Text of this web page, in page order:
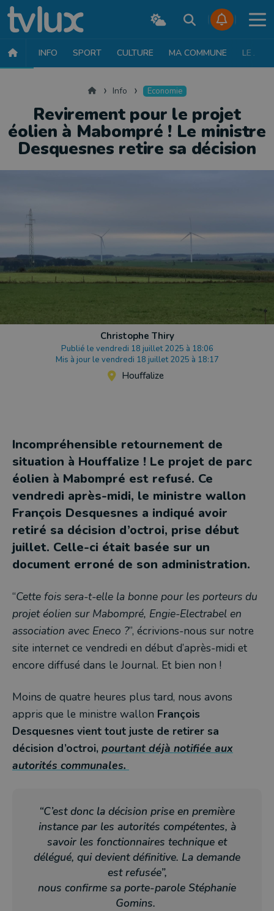
INFO SPORT CULTURE MA COMMUNE LE JT
AccueilInfo Economie
Revirement pour le projet
éolien à Mabompré ! Le ministre
Desquesnes retire sa décision
Christophe Thiry
Publié le vendredi 18 juillet 2025 à 18:06
Mis à jour le vendredi 18 juillet 2025 à 18:17
Houffalize
Incompréhensible retournement de
situation à Houffalize ! Le projet de parc
éolien à Mabompré est refusé. Ce
vendredi après-midi, le ministre wallon
François Desquesnes a indiqué avoir
retiré sa décision d’octroi, prise début
juillet. Celle-ci était basée sur un
document erroné de son administration.
“Cette fois sera-t-elle la bonne pour les porteurs du
projet éolien sur Mabompré, Engie-Electrabel en
association avec Eneco ?”, écrivions-nous sur notre
site internet ce vendredi en début d’après-midi et
encore diffusé dans le Journal. Et bien non !
Moins de quatre heures plus tard, nous avons
appris que le ministre wallon François
Desquesnes vient tout juste de retirer sa
décision d’octroi, pourtant déjà notifiée aux
autorités communales.
“C’est donc la décision prise en première
instance par les autorités compétentes, à
savoir les fonctionnaires technique et
délégué, qui devient définitive. La demande
est refusée”,
nous confirme sa porte-parole Stéphanie
Gomins.